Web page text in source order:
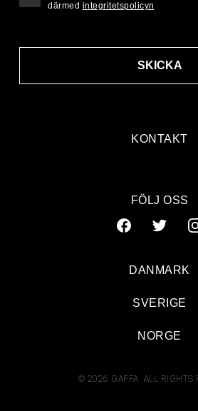
KONTAKT
SKICKA
därmed integritetspolicyn
FÖLJ OSS
© 2026 GAFFA. ALL RIGHTS
DANMARK
SVERIGE
NORGE